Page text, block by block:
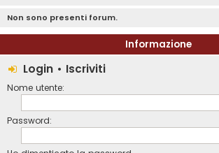
Non sono presenti forum.
Informazione
Login • Iscriviti
Nome utente:
Password: